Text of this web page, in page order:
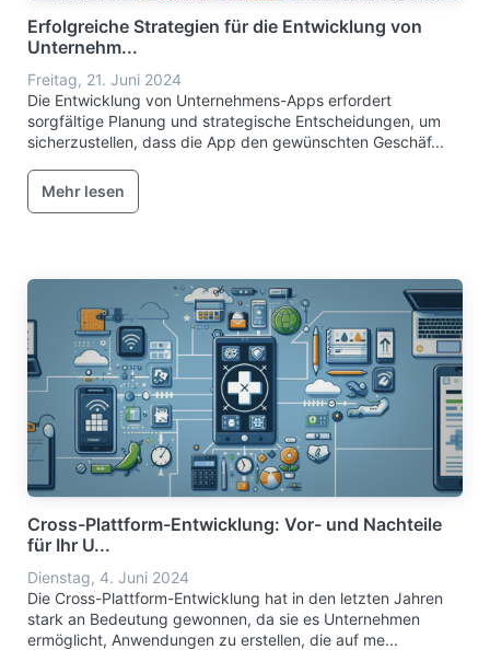
Erfolgreiche Strategien für die Entwicklung von
Unternehm...
Freitag, 21. Juni 2024
Die Entwicklung von Unternehmens-Apps erfordert
sorgfältige Planung und strategische Entscheidungen, um
sicherzustellen, dass die App den gewünschten Geschäf...
Mehr lesen
Cross-Plattform-Entwicklung: Vor- und Nachteile
für Ihr U...
Dienstag, 4. Juni 2024
Die Cross-Plattform-Entwicklung hat in den letzten Jahren
stark an Bedeutung gewonnen, da sie es Unternehmen
ermöglicht, Anwendungen zu erstellen, die auf me...